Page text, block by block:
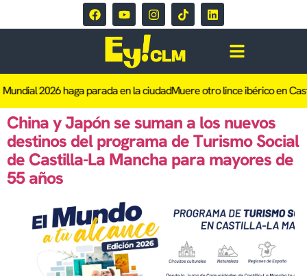
2026 haga parada en la ciudadMuere otro lince ibérico en
China y Japón se suman a los nuevos
destinos del programa de Turismo Social
de Castilla-La Mancha para mayores de
55 años